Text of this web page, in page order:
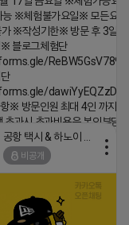
능 ※체험불가요일※ 모든요
※작성기한※ 방문 후 3일
블로그체험단
※ 방문인원 최대 4인 까지
초과시 초과비용은 본인부담
17:18
비공개